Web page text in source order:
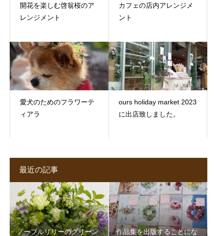
開花を楽しむ啓翁桜のア
レンジメント
カフェの店内アレンジメ
ント
愛犬のためのフラワーテ
ィアラ
ours holiday market 2023
に出店致しました。
最近の記事
ノーブルリリーのグリーン
作品集を出版することにな